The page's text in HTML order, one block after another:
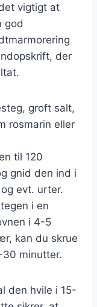
vigtigt at
god
der
groft salt,
rosmarin eller
til 120
gnid den ind i
evt. urter.
i en
i 4-5
kan du skrue
minutter.
den hvile i 15-